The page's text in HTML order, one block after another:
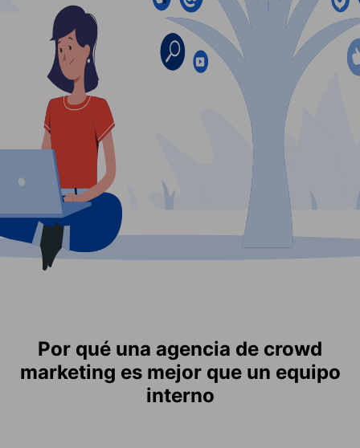
Por qué una agencia de crowd
marketing es mejor que un equipo
interno